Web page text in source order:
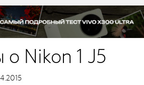
Nikon 1 J5